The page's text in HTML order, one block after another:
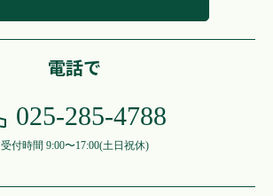
電話で
025-285-4788
受付時間 9:00〜17:00(土日祝休)